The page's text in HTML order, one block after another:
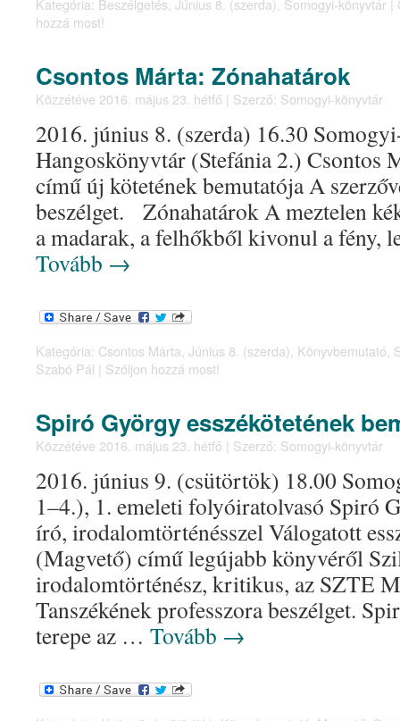
hozzá most!
Csontos Márta: Zónahatárok
Közzétéve 2016. május 23. hétfő | Szerző: Somogyi-könyvtár
2016. június 8. (szerda) 16.30
Hangoskönyvtár (Stefánia 2.) Csontos
című új kötetének bemutatója A
beszélget. Zónahatárok A meztelen
a madarak, a felhőkből kivonul a fény,
Tovább →
Kategória: Csontos Márta Június 8. (szerda) Könyvbemutató
Szabó Pál | Szóljon hozzá most!
Spiró György esszékötetének
Közzétéve 2016. május 23. hétfő | Szerző: Somogyi-könyvtár
2016. június 9. (csütörtök) 18.00
1–4.), 1. emeleti folyóiratolvasó Spiró
író, irodalomtörténésszel Válogatott
(Magvető) című legújabb könyvéről
irodalomtörténész, kritikus, az SZTE
Tanszékének professzora beszélget.
terepe az … Tovább →